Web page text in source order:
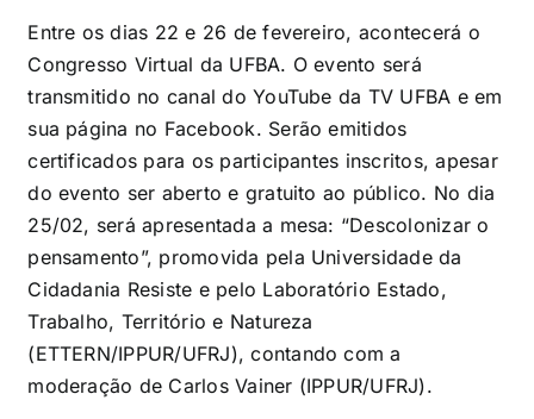
Entre os dias 22 e 26 de fevereiro, acontecerá o
Congresso Virtual da UFBA. O evento será
transmitido no canal do YouTube da TV UFBA e em
sua página no Facebook. Serão emitidos
certificados para os participantes inscritos, apesar
do evento ser aberto e gratuito ao público. No dia
25/02, será apresentada a mesa: “Descolonizar o
pensamento”, promovida pela Universidade da
Cidadania Resiste e pelo Laboratório Estado,
Trabalho, Território e Natureza
(ETTERN/IPPUR/UFRJ), contando com a
moderação de Carlos Vainer (IPPUR/UFRJ).